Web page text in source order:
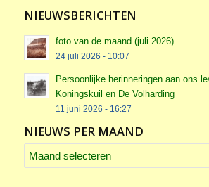
NIEUWSBERICHTEN
foto van de maand (juli 2026)
24 juli 2026 - 10:07
Persoonlijke herinneringen aan ons
Koningskuil en De Volharding
11 juni 2026 - 16:27
NIEUWS PER MAAND